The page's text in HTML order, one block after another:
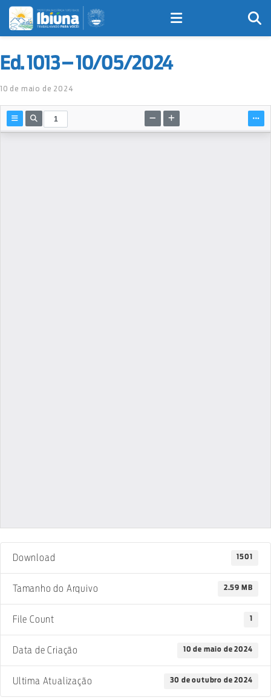
Ed. 1013 – 10/05/2024
10 de maio de 2024
Download 1501
Tamanho do Arquivo 2.59 MB
File Count 1
Data de Criação 10 de maio de 2024
Ultima Atualização 30 de outubro de 2024